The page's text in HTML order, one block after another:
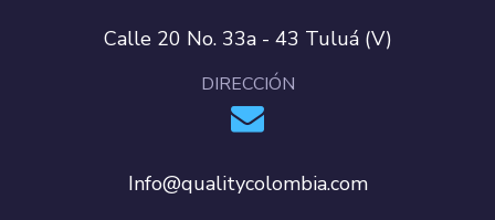
Calle 20 No. 33a - 43 Tuluá (V)
DIRECCIÓN
Info@qualitycolombia.com